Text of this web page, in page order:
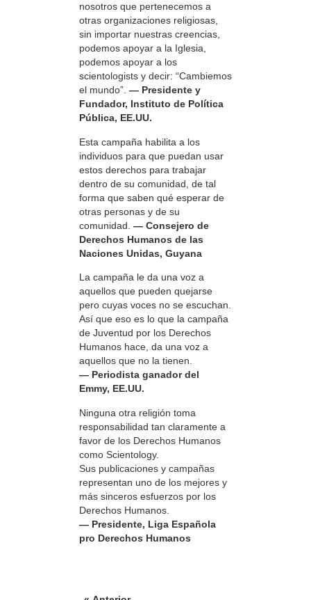
nosotros que pertenecemos a
otras organizaciones religiosas,
sin importar nuestras creencias,
podemos apoyar a la Iglesia,
podemos apoyar a los
scientologists y decir: “Cambiemos
el mundo”. — Presidente y
Fundador, Instituto de Política
Pública, EE.UU.
Esta campaña habilita a los
individuos para que puedan usar
estos derechos para trabajar
dentro de su comunidad, de tal
forma que saben qué esperar de
otras personas y de su
comunidad. — Consejero de
Derechos Humanos de las
Naciones Unidas, Guyana
La campaña le da una voz a
aquellos que pueden quejarse
pero cuyas voces no se escuchan.
Así que eso es lo que la campaña
de Juventud por los Derechos
Humanos hace, da una voz a
aquellos que no la tienen.
— Periodista ganador del
Emmy, EE.UU.
Ninguna otra religión toma
responsabilidad tan claramente a
favor de los Derechos Humanos
como Scientology.
Sus publicaciones y campañas
representan uno de los mejores y
más sinceros esfuerzos por los
Derechos Humanos.
— Presidente, Liga Española
pro Derechos Humanos